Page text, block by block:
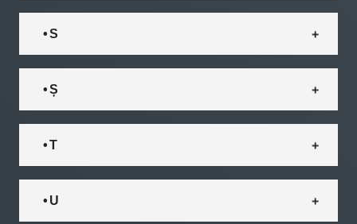
• S
• Ș
• T
• U